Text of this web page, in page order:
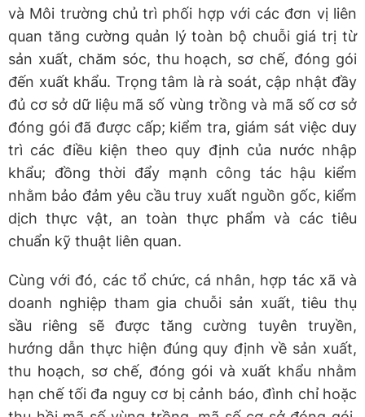
và Môi trường chủ trì phối hợp với các đơn vị liên
quan tăng cường quản lý toàn bộ chuỗi giá trị từ
sản xuất, chăm sóc, thu hoạch, sơ chế, đóng gói
đến xuất khẩu. Trọng tâm là rà soát, cập nhật đầy
đủ cơ sở dữ liệu mã số vùng trồng và mã số cơ sở
đóng gói đã được cấp; kiểm tra, giám sát việc duy
trì các điều kiện theo quy định của nước nhập
khẩu; đồng thời đẩy mạnh công tác hậu kiểm
nhằm bảo đảm yêu cầu truy xuất nguồn gốc, kiểm
dịch thực vật, an toàn thực phẩm và các tiêu
chuẩn kỹ thuật liên quan.
Cùng với đó, các tổ chức, cá nhân, hợp tác xã và
doanh nghiệp tham gia chuỗi sản xuất, tiêu thụ
sầu riêng sẽ được tăng cường tuyên truyền,
hướng dẫn thực hiện đúng quy định về sản xuất,
thu hoạch, sơ chế, đóng gói và xuất khẩu nhằm
hạn chế tối đa nguy cơ bị cảnh báo, đình chỉ hoặc